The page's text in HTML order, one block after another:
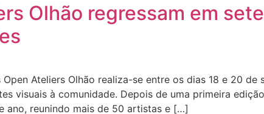
Olhão regressam em
Ateliers Olhão realiza-se entre os dias 18 e 20
visuais à comunidade. Depois de uma primeira
ano, reunindo mais de 50 artistas e […]